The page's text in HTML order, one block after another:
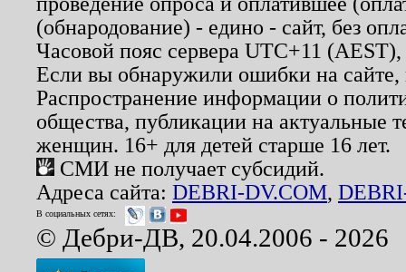
(обнародование) - едино - сайт, без
Часовой пояс сервера UTC+11
Если вы обнаружили ошибки на
Распространение информации о
общества, публикации на актуальные
женщин. 16+ для детей старше 16 лет.
СМИ не получает субсидий.
Адреса сайта: DEBRI-DV.COM,
В социальных сетях:
© Дебри-ДВ, 20.04.2006 - 2026